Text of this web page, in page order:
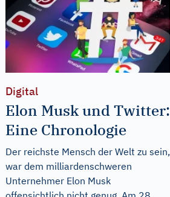
Digital
Elon Musk und Twitter:
Eine Chronologie
Der reichste Mensch der Welt zu sein,
war dem milliardenschweren
Unternehmer Elon Musk